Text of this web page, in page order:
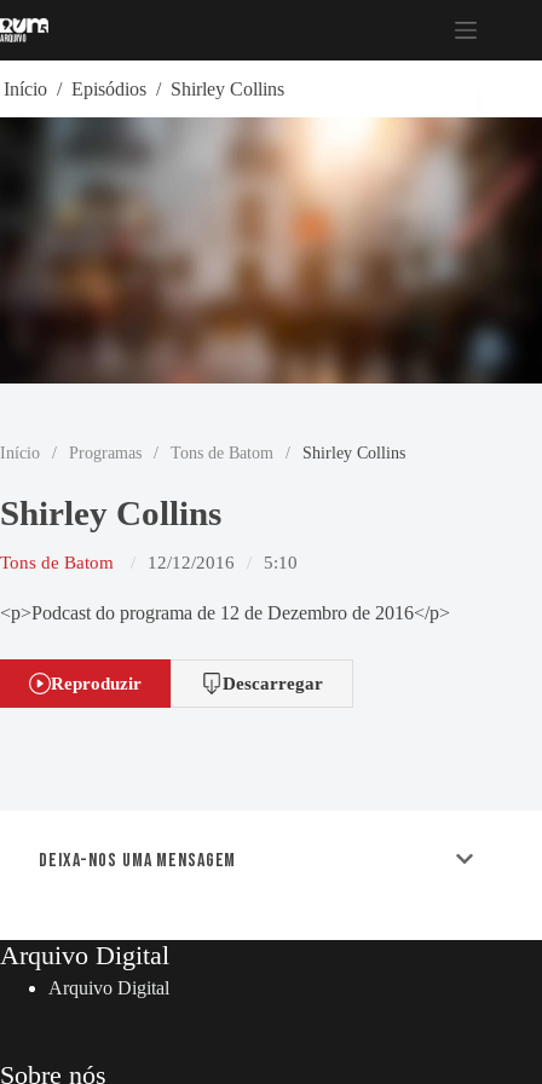
para
Início / Episódios / Shirley Collins
Início / Programas / Tons de Batom / Shirley Collins
Shirley Collins
Tons de Batom 12/12/2016 5:10
<p>Podcast do programa de 12 de Dezembro de 2016</p>
Reproduzir Descarregar
Deixa-nos uma mensagem
Arquivo Digital
Arquivo Digital
Sobre nós